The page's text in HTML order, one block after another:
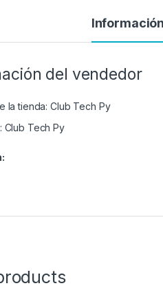
del vendedor
la tienda: Club Tech Py
Club Tech Py